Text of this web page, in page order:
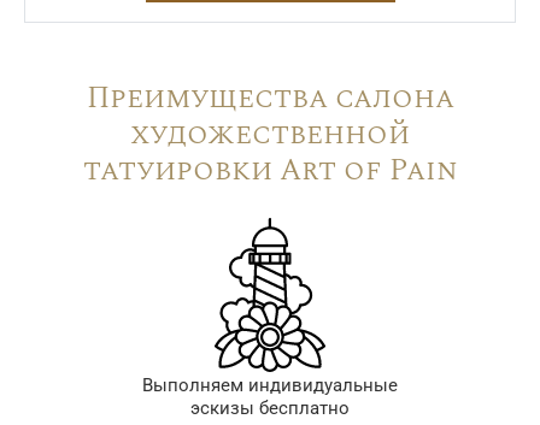
Преимущества салона
художественной
татуировки Art of Pain
Выполняем индивидуальные
эскизы бесплатно